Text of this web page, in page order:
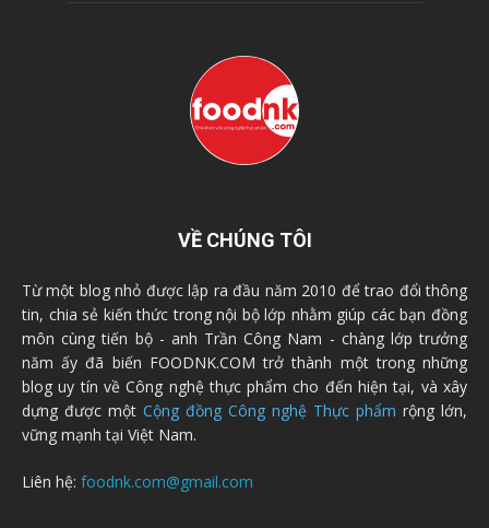
VỀ CHÚNG TÔI
Từ một blog nhỏ được lập ra đầu năm 2010 để trao đổi thông
tin, chia sẻ kiến thức trong nội bộ lớp nhằm giúp các bạn đồng
môn cùng tiến bộ - anh Trần Công Nam - chàng lớp trưởng
năm ấy đã biến FOODNK.COM trở thành một trong những
blog uy tín về Công nghệ thực phẩm cho đến hiện tại, và xây
dựng được một Cộng đồng Công nghệ Thực phẩm rộng lớn,
vững mạnh tại Việt Nam.
Liên hệ: foodnk.com@gmail.com